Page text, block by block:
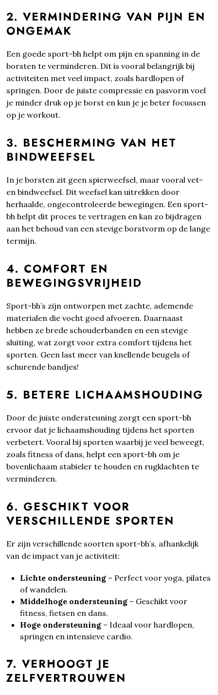
2. VERMINDERING VAN PIJN EN
ONGEMAK
Een goede sport-bh helpt om pijn en spanning in de
borsten te verminderen. Dit is vooral belangrijk bij
activiteiten met veel impact, zoals hardlopen of
springen. Door de juiste compressie en pasvorm voel
je minder druk op je borst en kun je je beter focussen
op je workout.
3. BESCHERMING VAN HET
BINDWEEFSEL
In je borsten zit geen spierweefsel, maar vooral vet-
en bindweefsel. Dit weefsel kan uitrekken door
herhaalde, ongecontroleerde bewegingen. Een sport-
bh helpt dit proces te vertragen en kan zo bijdragen
aan het behoud van een stevige borstvorm op de lange
termijn.
4. COMFORT EN
BEWEGINGSVRIJHEID
Sport-bh’s zijn ontworpen met zachte, ademende
materialen die vocht goed afvoeren. Daarnaast
hebben ze brede schouderbanden en een stevige
sluiting, wat zorgt voor extra comfort tijdens het
sporten. Geen last meer van knellende beugels of
schurende bandjes!
5. BETERE LICHAAMSHOUDING
Door de juiste ondersteuning zorgt een sport-bh
ervoor dat je lichaamshouding tijdens het sporten
verbetert. Vooral bij sporten waarbij je veel beweegt,
zoals fitness of dans, helpt een sport-bh om je
bovenlichaam stabieler te houden en rugklachten te
verminderen.
6. GESCHIKT VOOR
VERSCHILLENDE SPORTEN
Er zijn verschillende soorten sport-bh’s, afhankelijk
van de impact van je activiteit:
Lichte ondersteuning – Perfect voor yoga, pilates
of wandelen.
Middelhoge ondersteuning – Geschikt voor
fitness, fietsen en dans.
Hoge ondersteuning – Ideaal voor hardlopen,
springen en intensieve cardio.
7. VERHOOGT JE
ZELFVERTROUWEN